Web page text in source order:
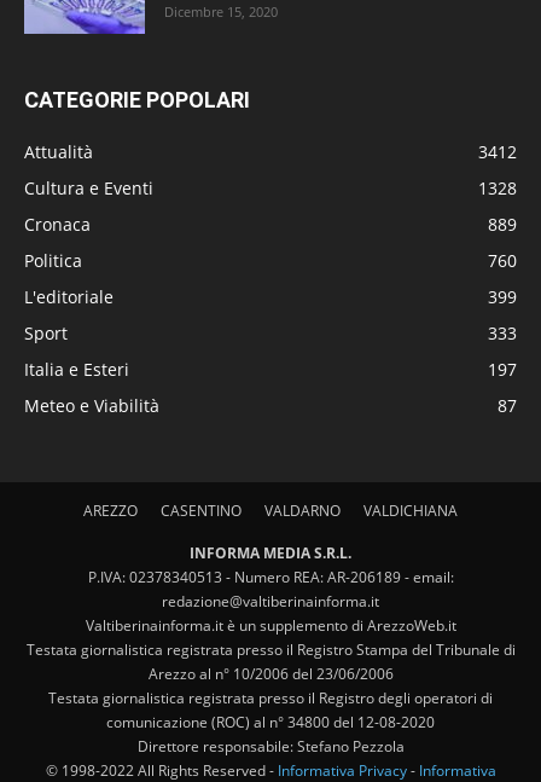
Dicembre 15, 2020
CATEGORIE POPOLARI
Attualità
3412
Cultura e Eventi
1328
Cronaca
889
Politica
760
L'editoriale
399
Sport
333
Italia e Esteri
197
Meteo e Viabilità
87
AREZZO CASENTINO VALDARNO VALDICHIANA
INFORMA MEDIA S.R.L.
P.IVA: 02378340513 - Numero REA: AR-206189 - email:
redazione@valtiberinainforma.it
Valtiberinainforma.it è un supplemento di ArezzoWeb.it
Testata giornalistica registrata presso il Registro Stampa del Tribunale di
Arezzo al n° 10/2006 del 23/06/2006
Testata giornalistica registrata presso il Registro degli operatori di
comunicazione (ROC) al n° 34800 del 12-08-2020
Direttore responsabile: Stefano Pezzola
© 1998-2022 All Rights Reserved - Informativa Privacy- Informativa